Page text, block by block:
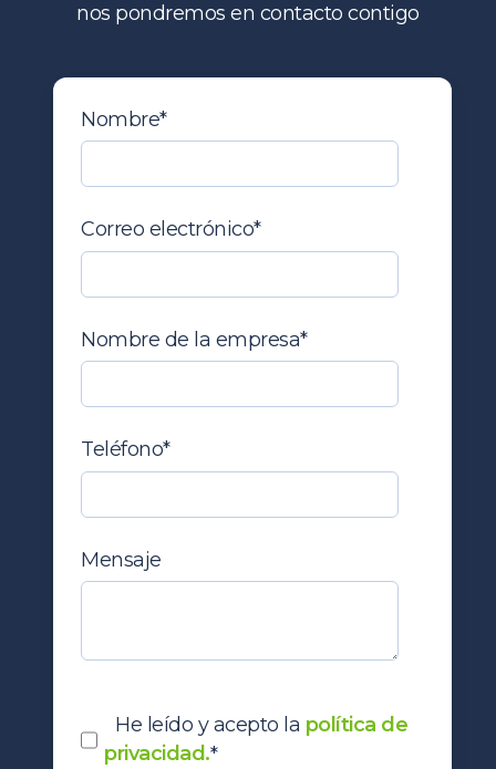
nos pondremos en contacto contigo
Nombre*
Correo electrónico*
Nombre de la empresa*
Teléfono*
Mensaje
He leído y acepto la política de
privacidad.*